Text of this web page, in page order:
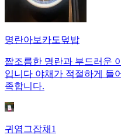
명란아보카도덮밥
짭조름한 명란과 부드러운
입니다 야채가 적절하게 들
족합니다.
귀염그잡채1